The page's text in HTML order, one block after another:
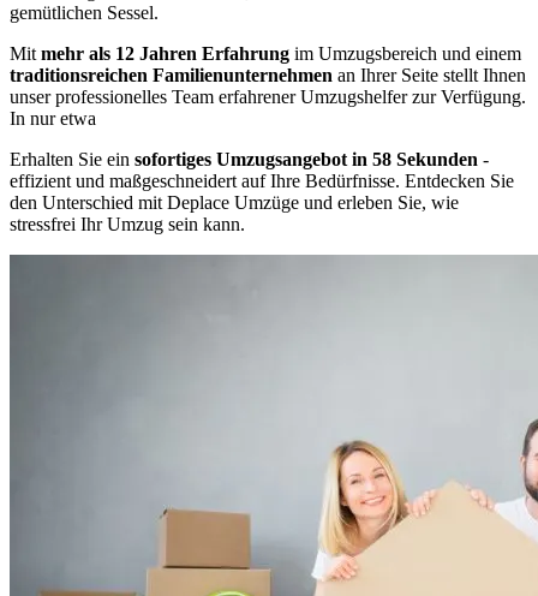
gemütlichen Sessel.
Mit mehr als 12 Jahren Erfahrung im Umzugsbereich und einem
traditionsreichen Familienunternehmen an Ihrer Seite stellt Ihnen
unser professionelles Team erfahrener Umzugshelfer zur Verfügung.
In nur etwa
Erhalten Sie ein sofortiges Umzugsangebot in 58 Sekunden -
effizient und maßgeschneidert auf Ihre Bedürfnisse. Entdecken Sie
den Unterschied mit Deplace Umzüge und erleben Sie, wie
stressfrei Ihr Umzug sein kann.